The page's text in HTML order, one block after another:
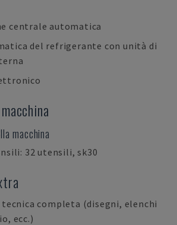
centrale automatica
del refrigerante con unità di
macchina
32 utensili, sk30
completa (disegni, elenchi
ecc.)